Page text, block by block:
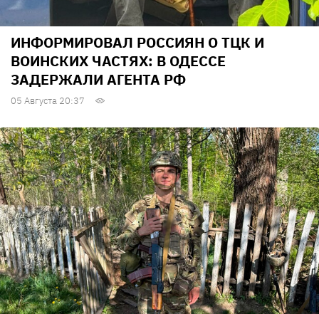
ИНФОРМИРОВАЛ РОССИЯН О ТЦК И
ВОИНСКИХ ЧАСТЯХ: В ОДЕССЕ
ЗАДЕРЖАЛИ АГЕНТА РФ
05 Августа 20:37